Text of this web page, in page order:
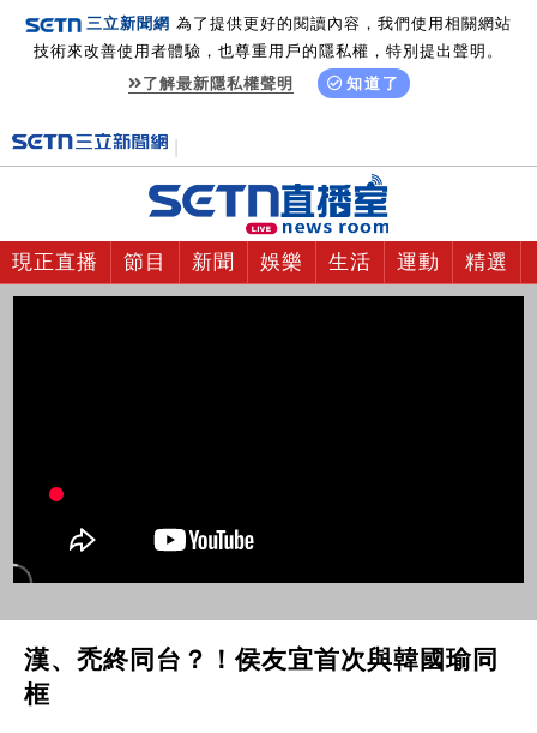
三立新聞網 為了提供更好的閱讀內容，我們使用相關網站
技術來改善使用者體驗，也尊重用戶的隱私權，特別提出聲明。
了解最新隱私權聲明
知道了
現正直播 節目 新聞 娛樂 生活 運動 精選
漢、禿終同台？！侯友宜首次與韓國瑜同
框